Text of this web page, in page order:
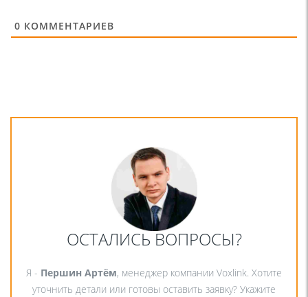
0 КОММЕНТАРИЕВ
ОСТАЛИСЬ ВОПРОСЫ?
Я - Першин Артём, менеджер компании Voxlink. Хотите
уточнить детали или готовы оставить заявку? Укажите